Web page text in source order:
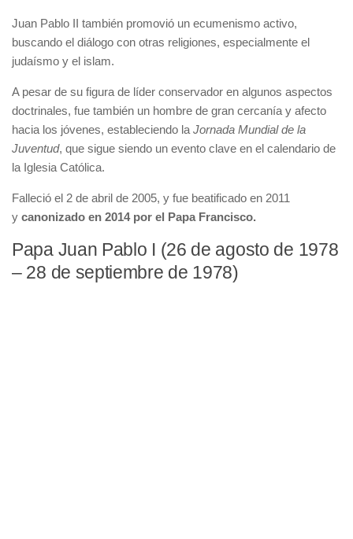
Juan Pablo II también promovió un ecumenismo activo,
buscando el diálogo con otras religiones, especialmente el
judaísmo y el islam.
A pesar de su figura de líder conservador en algunos aspectos
doctrinales, fue también un hombre de gran cercanía y afecto
hacia los jóvenes, estableciendo la Jornada Mundial de la
Juventud, que sigue siendo un evento clave en el calendario de
la Iglesia Católica.
Falleció el 2 de abril de 2005, y fue beatificado en 2011
y canonizado en 2014 por el Papa Francisco.
Papa Juan Pablo I (26 de agosto de 1978
– 28 de septiembre de 1978)